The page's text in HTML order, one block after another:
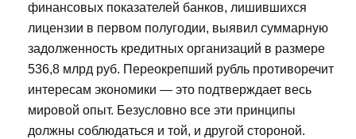
финансовых показателей банков, лишившихся
лицензии в первом полугодии, выявил суммарную
задолженность кредитных организаций в размере
536,8 млрд руб. Переокрепший рубль противоречит
интересам экономики — это подтверждает весь
мировой опыт. Безусловно все эти принципы
должны соблюдаться и той, и другой стороной.